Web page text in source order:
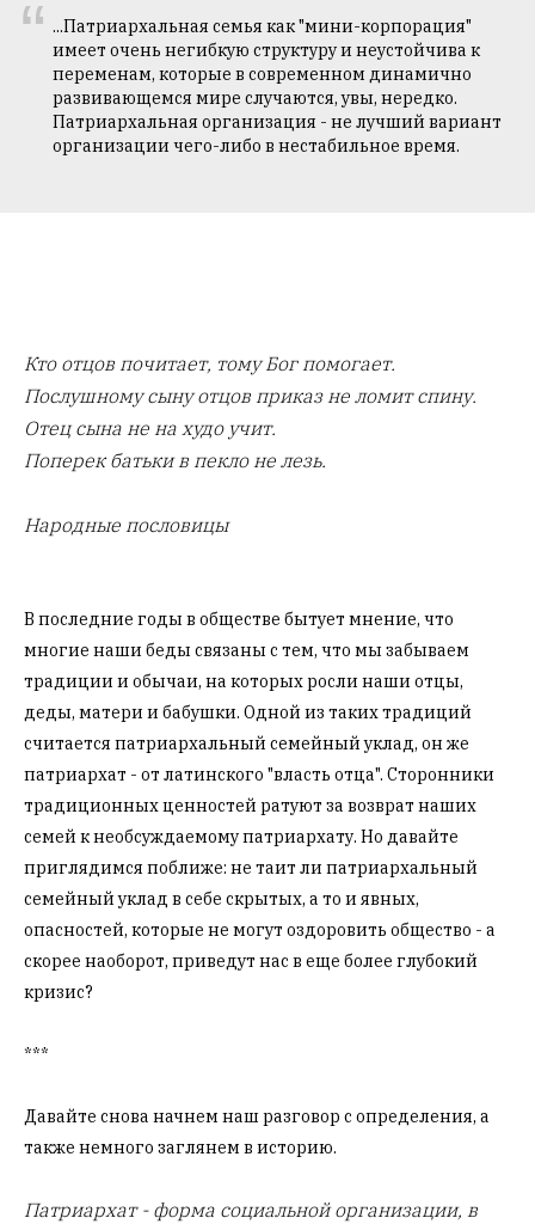
“ ...Патриархальная семья как "мини-корпорация"
имеет очень негибкую структуру и неустойчива к
переменам, которые в современном динамично
развивающемся мире случаются, увы, нередко.
Патриархальная организация - не лучший вариант
организации чего-либо в нестабильное время.
Кто отцов почитает, тому Бог помогает.
Послушному сыну отцов приказ не ломит спину.
Отец сына не на худо учит.
Поперек батьки в пекло не лезь.
Народные пословицы
В последние годы в обществе бытует мнение, что
многие наши беды связаны с тем, что мы забываем
традиции и обычаи, на которых росли наши отцы,
деды, матери и бабушки. Одной из таких традиций
считается патриархальный семейный уклад, он же
патриархат - от латинского "власть отца". Сторонники
традиционных ценностей ратуют за возврат наших
семей к необсуждаемому патриархату. Но давайте
приглядимся поближе: не таит ли патриархальный
семейный уклад в себе скрытых, а то и явных,
опасностей, которые не могут оздоровить общество - а
скорее наоборот, приведут нас в еще более глубокий
кризис?
***
Давайте снова начнем наш разговор с определения, а
также немного заглянем в историю.
Патриархат - форма социальной организации, в